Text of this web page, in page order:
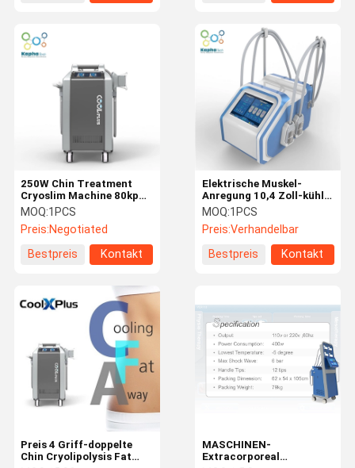
Produkte
Elektrische Muskel-
Anregung 10,4 Zoll-kühle
Abnehmenmaschine für
Gewichtsverlust
MOQ:1PCS
Preis:Verhandelbar
Bestpreis
Kontakt
250W Chin Treatment
Cryoslim Machine 80kpa
Presurre
MOQ:1PCS
Preis:Negotiated
Bestpreis
Kontakt
MASCHINEN-
Extracorporeal
Preis 4 Griff-doppelte
Chin Cryolipolysis Fat